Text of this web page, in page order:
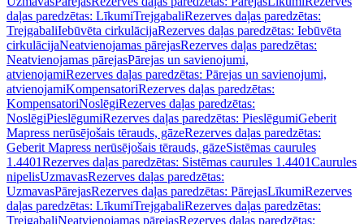
daļas paredzētas: LīkumiTrejgabaliRezerves daļas paredzētas:
TrejgabaliIebūvēta cirkulācijaRezerves daļas paredzētas: Iebūvēta
cirkulācijaNeatvienojamas pārejasRezerves daļas paredzētas:
Neatvienojamas pārejasPārejas un savienojumi,
atvienojamiRezerves daļas paredzētas: Pārejas un savienojumi,
atvienojamiKompensatoriRezerves daļas paredzētas:
KompensatoriNoslēgiRezerves daļas paredzētas:
NoslēgiPieslēgumiRezerves daļas paredzētas: PieslēgumiGeberit
Mapress nerūsējošais tērauds, gāzeRezerves daļas paredzētas:
Geberit Mapress nerūsējošais tērauds, gāzeSistēmas caurules
1.4401Rezerves daļas paredzētas: Sistēmas caurules 1.4401Caurules
nipelisUzmavasRezerves daļas paredzētas:
UzmavasPārejasRezerves daļas paredzētas: PārejasLīkumiRezerves
daļas paredzētas: LīkumiTrejgabaliRezerves daļas paredzētas:
TrejgabaliNeatvienojamas pārejasRezerves daļas paredzētas: